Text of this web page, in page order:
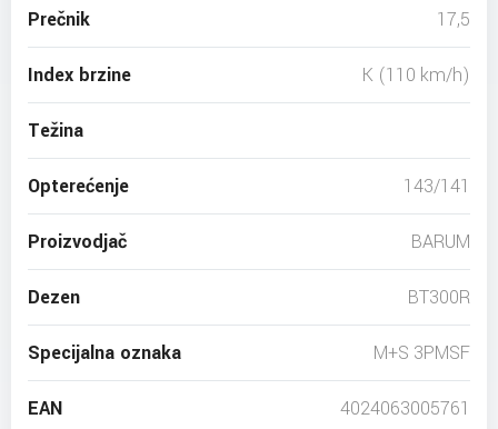
Prečnik 17,5
Index brzine K (110 km/h)
Težina
Opterećenje 143/141
Proizvodjač BARUM
Dezen BT300R
Specijalna oznaka M+S 3PMSF
EAN 4024063005761